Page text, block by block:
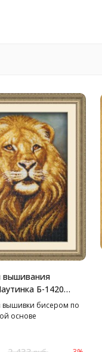
вышивания
Б-1420
см
бисером по
основе